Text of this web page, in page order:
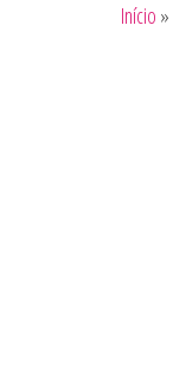
Início »